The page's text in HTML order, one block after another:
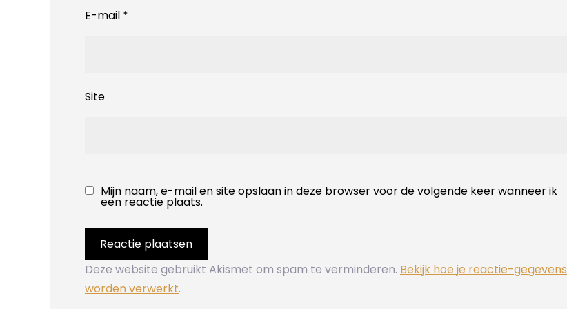
E-mail *
Site
Mijn naam, e-mail en site opslaan in deze browser voor de volgende keer wanneer ik
een reactie plaats.
Deze website gebruikt Akismet om spam te verminderen. Bekijk hoe je reactie-gegevens
worden verwerkt.